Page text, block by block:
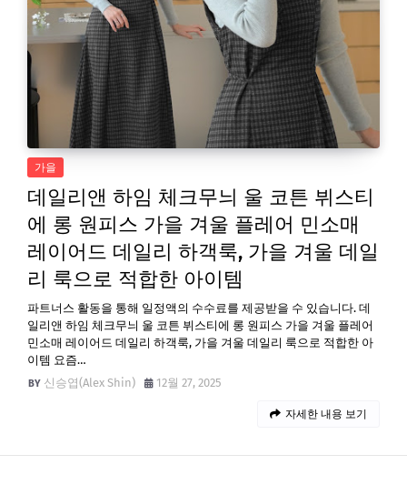
가을
데일리앤 하임 체크무늬 울 코튼 뷔스티
에 롱 원피스 가을 겨울 플레어 민소매
레이어드 데일리 하객룩, 가을 겨울 데일
리 룩으로 적합한 아이템
파트너스 활동을 통해 일정액의 수수료를 제공받을 수 있습니다. 데
일리앤 하임 체크무늬 울 코튼 뷔스티에 롱 원피스 가을 겨울 플레어
민소매 레이어드 데일리 하객룩, 가을 겨울 데일리 룩으로 적합한 아
이템 요즘…
신승엽(Alex Shin)
12월 27, 2025
자세한 내용 보기